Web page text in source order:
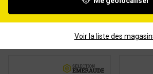
5kg
Voir la liste des